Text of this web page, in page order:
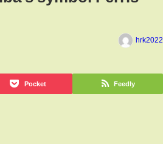
hrk2022
Pocket Feedly